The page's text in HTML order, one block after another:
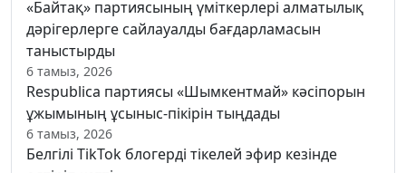
«Байтақ» партиясының үміткерлері алматылық
дәрігерлерге сайлауалды бағдарламасын
таныстырды
6 тамыз, 2026
Respublica партиясы «Шымкентмай» кәсіпорын
ұжымының ұсыныс-пікірін тыңдады
6 тамыз, 2026
Белгілі TikTok блогерді тікелей эфир кезінде